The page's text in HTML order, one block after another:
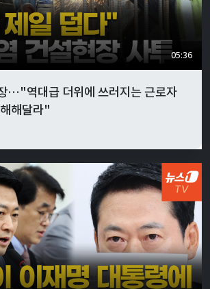
05:36
…"역대급 더위에 쓰러지는 근로자
해달라"